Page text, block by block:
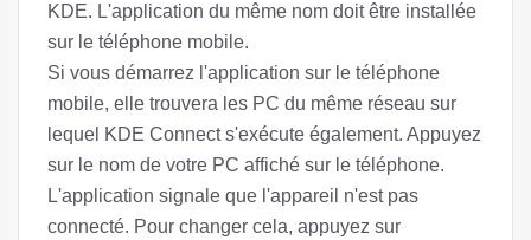
KDE. L'application du même nom doit être installée
sur le téléphone mobile.
Si vous démarrez l'application sur le téléphone
mobile, elle trouvera les PC du même réseau sur
lequel KDE Connect s'exécute également. Appuyez
sur le nom de votre PC affiché sur le téléphone.
L'application signale que l'appareil n'est pas
connecté. Pour changer cela, appuyez sur